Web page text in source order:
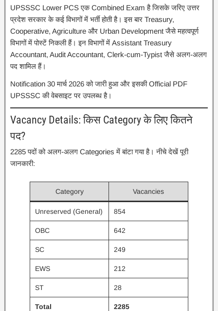
UPSSSC Lower PCS एक Combined Exam है जिसके जरिए उत्तर
प्रदेश सरकार के कई विभागों में भर्ती होती है। इस बार Treasury,
Cooperative, Agriculture और Urban Development जैसे महत्वपूर्ण
विभागों में पोस्टें निकली हैं। इन विभागों में Assistant Treasury
Accountant, Audit Accountant, Clerk-cum-Typist जैसे अलग-अलग
पद शामिल हैं।
Notification 30 मार्च 2026 को जारी हुआ और इसकी Official PDF
UPSSSC की वेबसाइट पर उपलब्ध है।
Vacancy Details: किस Category के लिए कितने
पद?
2285 पदों को अलग-अलग Categories में बांटा गया है। नीचे देखें पूरी
जानकारी:
Category Vacancies
Unreserved (General) 854
OBC 642
SC 249
EWS 212
ST 28
Total 2285